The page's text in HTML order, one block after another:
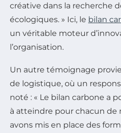
créative dans la recherche
écologiques. » Ici, le bilan
un véritable moteur
l’organisation.
Un autre témoignage
de logistique, où un
noté : « Le bilan carbone a
à atteindre pour chacun de
avons mis en place des